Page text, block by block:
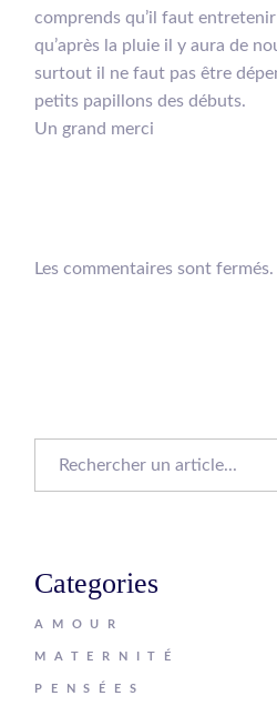
comprends qu’il faut
qu’après la pluie il y aura de
surtout il ne faut pas être
petits papillons des débuts.
Un grand merci
Les commentaires sont fermés.
Categories
AMOUR
MATERNITÉ
PENSÉES